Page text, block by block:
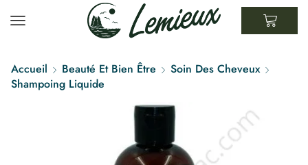
Accueil Beauté Et Bien Être
Soin Des Cheveux
Shampoing Liquide